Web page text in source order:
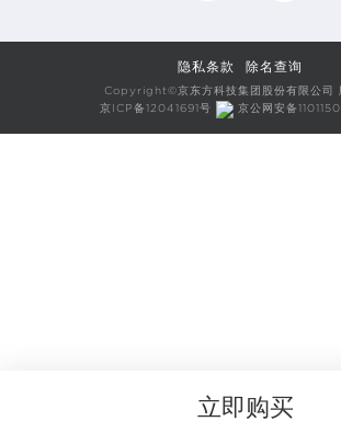
立即购买
隐私条款 除名查询
Copyright©京东方科技集团股份有限公司
京ICP备12041691号
京公网安备